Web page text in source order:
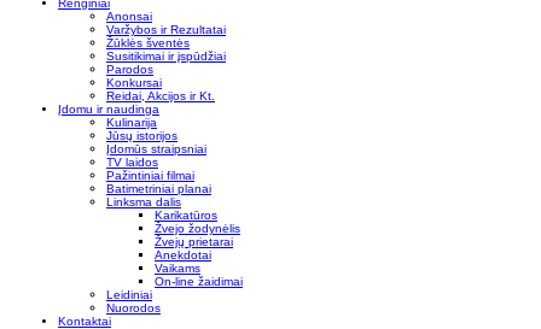
Renginiai
Anonsai
Varžybos ir Rezultatai
Žūklės šventės
Susitikimai ir įspūdžiai
Parodos
Konkursai
Reidai, Akcijos ir Kt.
Įdomu ir naudinga
Kulinarija
Jūsų istorijos
Įdomūs straipsniai
TV laidos
Pažintiniai filmai
Batimetriniai planai
Linksma dalis
Karikatūros
Žvejo žodynėlis
Žvejų prietarai
Anekdotai
Vaikams
On-line žaidimai
Leidiniai
Nuorodos
Kontaktai